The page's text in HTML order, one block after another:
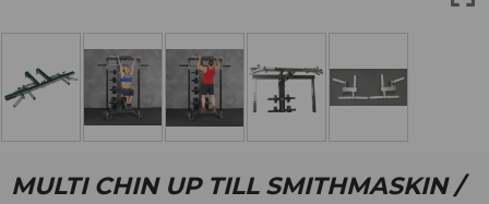
MULTI CHIN UP TILL SMITHMASKIN /